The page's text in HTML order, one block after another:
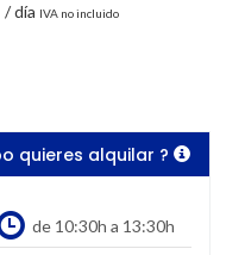
/ día IVA no incluido
quieres alquilar ?